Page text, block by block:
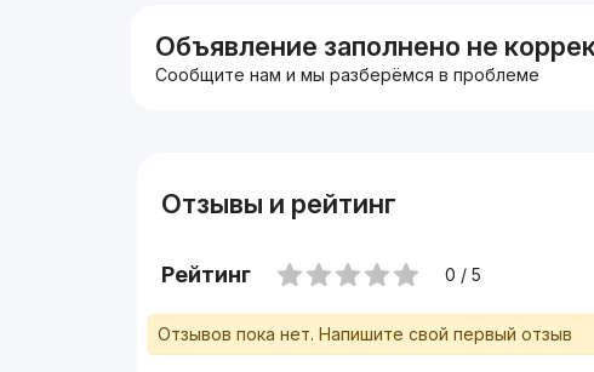
Объявление заполнено не
Сообщите нам и мы разберёмся в проблеме
Отзывы и рейтинг
Рейтинг 0 / 5
Отзывов пока нет. Напишите свой первый отзыв